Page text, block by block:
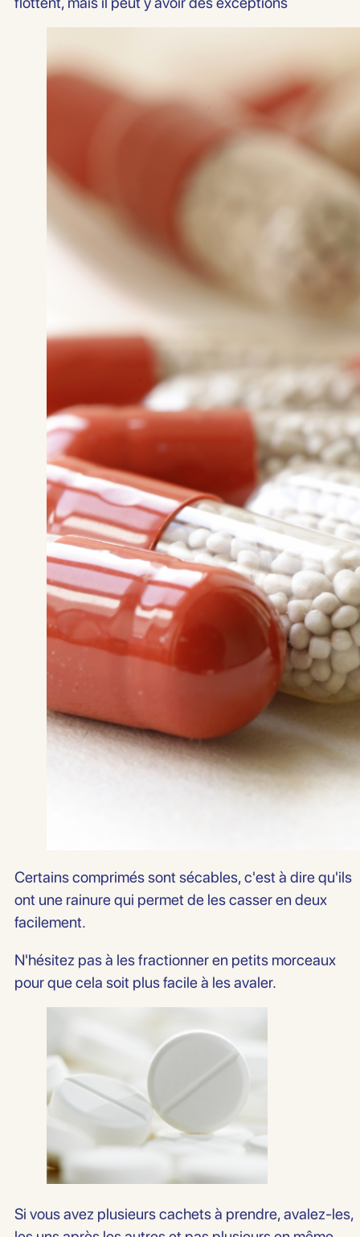
Certains comprimés sont sécables, c'est à dire qu'ils
ont une rainure qui permet de les casser en deux
facilement.
N'hésitez pas à les fractionner en petits morceaux
pour que cela soit plus facile à les avaler.
Si vous avez plusieurs cachets à prendre, avalez-les,
Cookies essentiels
Refuser
Autoriser
Accepter tous les cookies
Sauvegarder